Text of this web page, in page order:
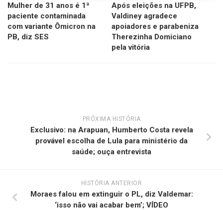
Mulher de 31 anos é 1ª
paciente contaminada
com variante Ômicron na
PB, diz SES
Após eleições na UFPB,
Valdiney agradece
apoiadores e parabeniza
Therezinha Domiciano
pela vitória
PRÓXIMA HISTÓRIA
Exclusivo: na Arapuan, Humberto Costa revela
provável escolha de Lula para ministério da
saúde; ouça entrevista
HISTÓRIA ANTERIOR
Moraes falou em extinguir o PL, diz Valdemar:
‘isso não vai acabar bem’; VÍDEO